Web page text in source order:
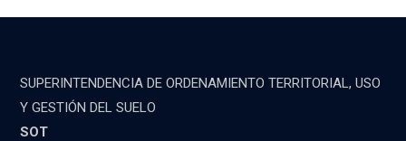
SUPERINTENDENCIA DE ORDENAMIENTO TERRITORIAL, USO
Y GESTIÓN DEL SUELO
SOT